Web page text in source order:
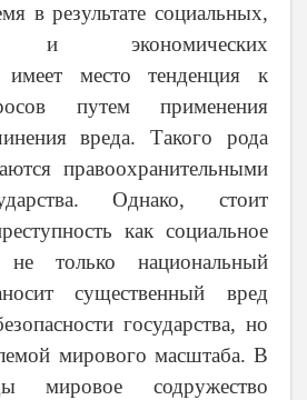
в результате социальных,
и экономических
имеет место тенденция к
путем применения
вреда. Такого рода
правоохранительными
Однако, стоит
как социальное
не только национальный
существенный вред
государства, но
мирового масштаба. В
мировое содружество